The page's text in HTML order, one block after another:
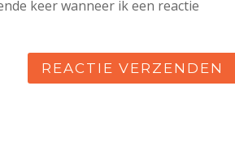
keer wanneer ik een reactie